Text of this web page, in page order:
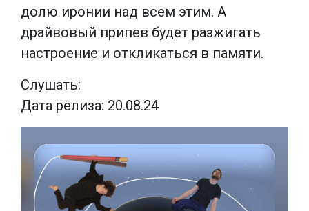
долю иронии над всем этим. А
драйвовый припев будет разжигать
настроение и откликаться в памяти.
Слушать:
Дата релиза: 20.08.24